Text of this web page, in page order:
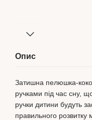
Опис
Затишна пелюшка-
ручками під час сну,
ручки дитини будуть
правильного розвитку